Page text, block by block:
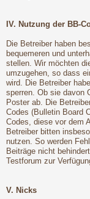
IV. Nutzung der BB-
Die Betreiber haben
bequemeren und
stellen. Wir möchten
umzugehen, so dass
wird. Die Betreiber
sperren. Ob sie davon
Poster ab. Die
Codes (Bulletin Board
Codes, diese vor dem
Betreiber bitten
nutzen. So werden
Beiträge nicht
Testforum zur
V. Nicks